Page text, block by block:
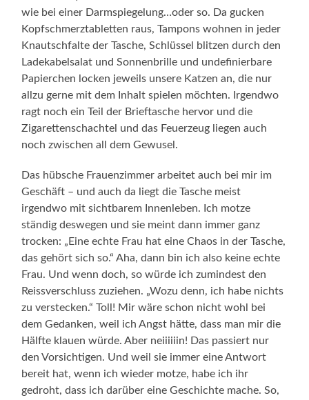
wie bei einer Darmspiegelung…oder so. Da gucken
Kopfschmerztabletten raus, Tampons wohnen in jeder
Knautschfalte der Tasche, Schlüssel blitzen durch den
Ladekabelsalat und Sonnenbrille und undefinierbare
Papierchen locken jeweils unsere Katzen an, die nur
allzu gerne mit dem Inhalt spielen möchten. Irgendwo
ragt noch ein Teil der Brieftasche hervor und die
Zigarettenschachtel und das Feuerzeug liegen auch
noch zwischen all dem Gewusel.
Das hübsche Frauenzimmer arbeitet auch bei mir im
Geschäft – und auch da liegt die Tasche meist
irgendwo mit sichtbarem Innenleben. Ich motze
ständig deswegen und sie meint dann immer ganz
trocken: „Eine echte Frau hat eine Chaos in der Tasche,
das gehört sich so.“ Aha, dann bin ich also keine echte
Frau. Und wenn doch, so würde ich zumindest den
Reissverschluss zuziehen. „Wozu denn, ich habe nichts
zu verstecken.“ Toll! Mir wäre schon nicht wohl bei
dem Gedanken, weil ich Angst hätte, dass man mir die
Hälfte klauen würde. Aber neiiiiiin! Das passiert nur
den Vorsichtigen. Und weil sie immer eine Antwort
bereit hat, wenn ich wieder motze, habe ich ihr
gedroht, dass ich darüber eine Geschichte mache. So,